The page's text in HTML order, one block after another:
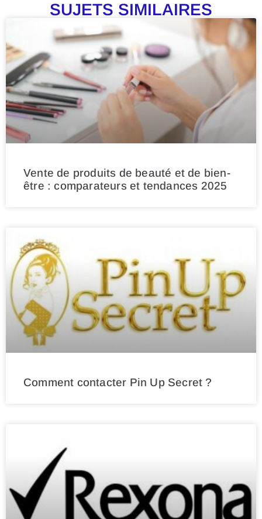
SUJETS SIMILAIRES
Vente de produits de beauté et de bien-
être : comparateurs et tendances 2025
Comment contacter Pin Up Secret ?